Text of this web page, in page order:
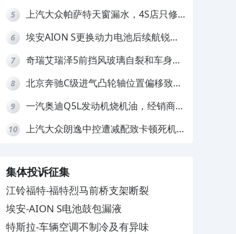
5
上汽大众帕萨特天窗漏水，4S店只修
6
埃安AION S更换动力电池后续航锐
7
奇瑞艾瑞泽5前挡风玻璃自裂和车身多
8
北京奔驰C级进气凸轮轴位置偏移致发
9
一汽奥迪Q5L发动机烧机油，经销商推
10
上汽大众朗逸中控遭减配致卡顿死机，
集体投诉征集
江铃福特-福特烈马前桥支架断裂
埃安-AION S电池鼓包漏液
特斯拉-车辆空调不制冷及有异味